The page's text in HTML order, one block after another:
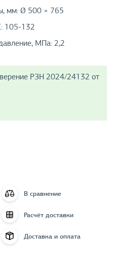
мм: Ø 500 × 765
105-132
МПа: 2,2
РЗН 2024/24132 от
В сравнение
Расчёт доставки
Доставка и оплата